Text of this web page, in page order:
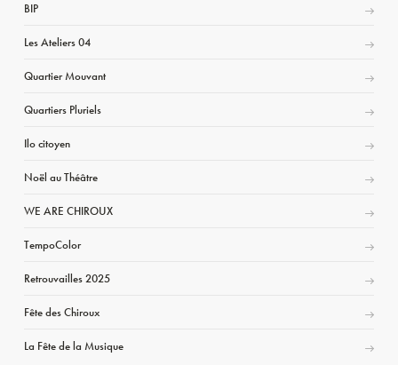
BIP
Les Ateliers 04
Quartier Mouvant
Quartiers Pluriels
Ilo citoyen
Noël au Théâtre
WE ARE CHIROUX
TempoColor
Retrouvailles 2025
Fête des Chiroux
La Fête de la Musique